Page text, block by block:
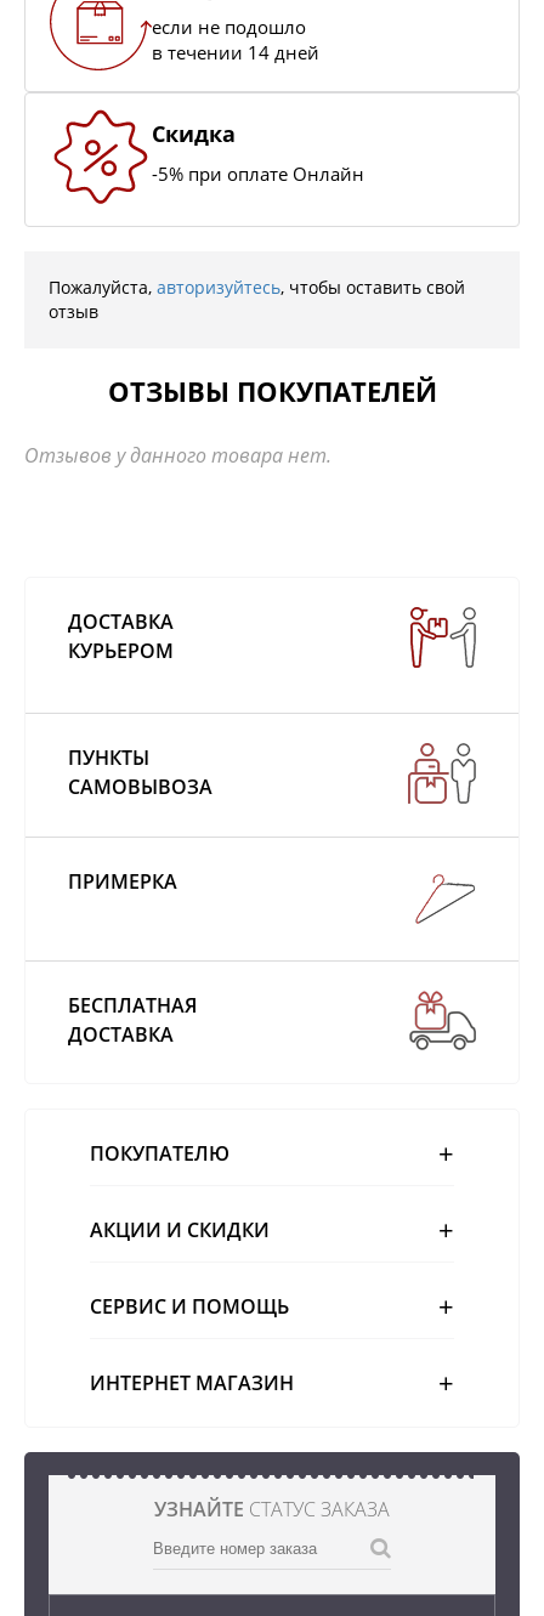
если не подошло
в течении 14 дней
Скидка
-5% при оплате Онлайн
Пожалуйста, авторизуйтесь, чтобы оставить свой
отзыв
ОТЗЫВЫ ПОКУПАТЕЛЕЙ
Отзывов у данного товара нет.
ДОСТАВКА
КУРЬЕРОМ
ПУНКТЫ
САМОВЫВОЗА
ПРИМЕРКА
БЕСПЛАТНАЯ
ДОСТАВКА
ПОКУПАТЕЛЮ
АКЦИИ И СКИДКИ
СЕРВИС И ПОМОЩЬ
ИНТЕРНЕТ МАГАЗИН
УЗНАЙТЕ СТАТУС ЗАКАЗА